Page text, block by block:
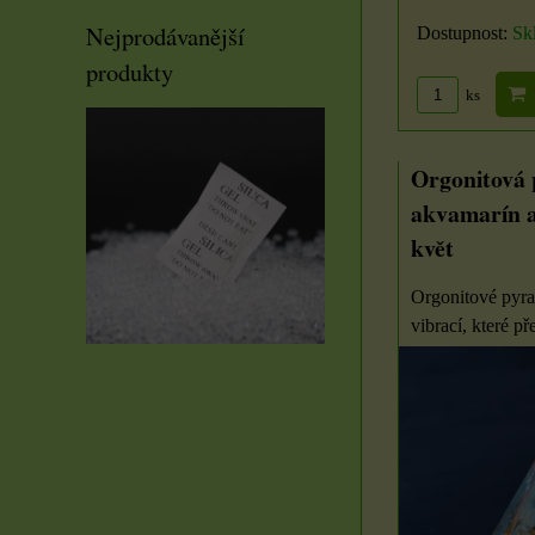
Dostupnost:
ks
Orgonitová
akvamarín
květ
Orgonitové
vibrací, které
Nejprodávanější
produkty